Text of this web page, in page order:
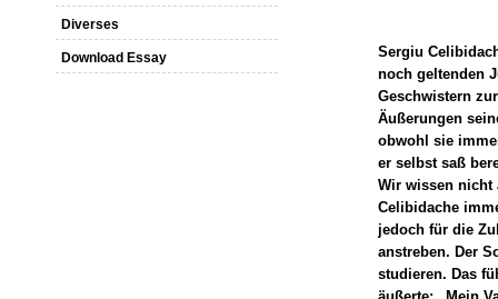
Sergiu
noch geltenden
Geschwistern
Äußerungen
obwohl sie
er selbst saß
Wir wissen nicht
Celibidache
jedoch für die
anstreben. Der
studieren. Das
Diverses
Download Essay